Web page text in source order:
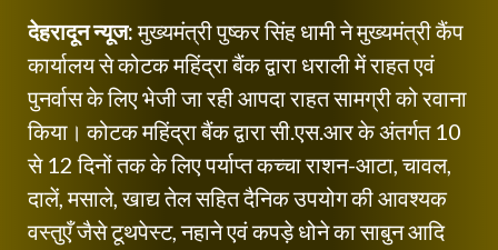
देहरादून न्यूज:मुख्यमंत्री पुष्कर सिंह धामी ने मुख्यमंत्री कैंप
कार्यालय से कोटक महिंद्रा बैंक द्वारा धराली में राहत एवं
पुनर्वास के लिए भेजी जा रही आपदा राहत सामग्री को रवाना
किया। कोटक महिंद्रा बैंक द्वारा सी.एस.आर के अंतर्गत 10
से 12 दिनों तक के लिए पर्याप्त कच्चा राशन-आटा, चावल,
दालें, मसाले, खाद्य तेल सहित दैनिक उपयोग की आवश्यक
वस्तुएँ जैसे टूथपेस्ट, नहाने एवं कपड़े धोने का साबुन आदि